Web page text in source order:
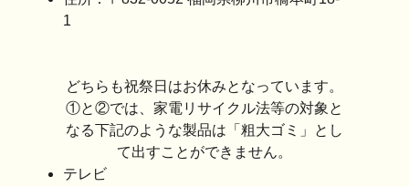
1
どちらも祝祭日はお休みとなっています。
①と②では、家電リサイクル法等の対象と
なる下記のような製品は「粗大ゴミ」とし
て出すことができません。
テレビ